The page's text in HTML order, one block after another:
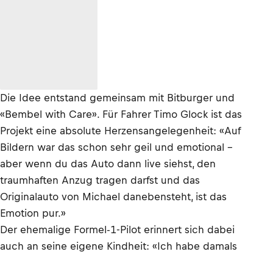
Die Idee entstand gemeinsam mit Bitburger und
«Bembel with Care». Für Fahrer Timo Glock ist das
Projekt eine absolute Herzensangelegenheit: «Auf
Bildern war das schon sehr geil und emotional –
aber wenn du das Auto dann live siehst, den
traumhaften Anzug tragen darfst und das
Originalauto von Michael danebensteht, ist das
Emotion pur.»
Der ehemalige Formel-1-Pilot erinnert sich dabei
auch an seine eigene Kindheit: «Ich habe damals